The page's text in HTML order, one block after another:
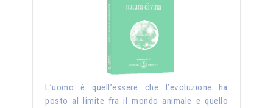
L’uomo è quell’essere che l’evoluzione ha
posto al limite fra il mondo animale e quello